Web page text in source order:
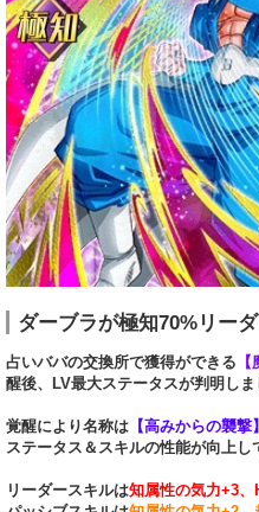
ダーブラが極知70%リーダ
占いババの交換所で獲得ができる
醒後、LV最大ステータスが判明しま
覚醒により名称は 【高みからの襲撃
ステータス＆スキルの性能が向上し
リーダースキルは知属性の気力+3